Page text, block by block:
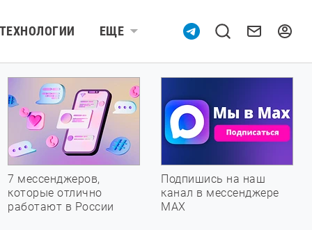
ТЕХНОЛОГИИ ЕЩЕ
7 мессенджеров,
которые отлично
работают в России
Подпишись на наш
канал в мессенджере
МАХ